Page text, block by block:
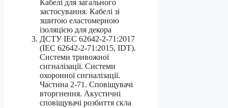
Кабелі для загального
застосування. Кабелі зі
зшитою еластомерною
ізоляцією для декора
ДСТУ IEC 62642-2-71:2017
(IEC 62642-2-71:2015, IDT).
Системи тривожної
сигналізації. Системи
охоронної сигналізації.
Частина 2-71. Сповіщувачі
вторгнення. Акустичні
сповіщувачі розбиття скла